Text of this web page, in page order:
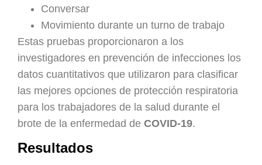
Conversar
Movimiento durante un turno de trabajo
Estas pruebas proporcionaron a los
investigadores en prevención de infecciones los
datos cuantitativos que utilizaron para clasificar
las mejores opciones de protección respiratoria
para los trabajadores de la salud durante el
brote de la enfermedad de COVID-19.
Resultados